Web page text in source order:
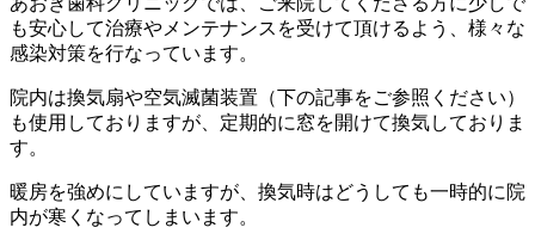
も安心して治療やメンテナンスを受けて頂けるよう、様々な
感染対策を行なっています。
院内は換気扇や空気滅菌装置（下の記事をご参照ください）
も使用しておりますが、定期的に窓を開けて換気しておりま
す。
暖房を強めにしていますが、換気時はどうしても一時的に院
内が寒くなってしまいます。